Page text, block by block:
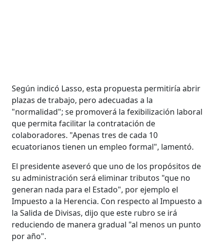
Según indicó Lasso, esta propuesta permitiría abrir
plazas de trabajo, pero adecuadas a la
"normalidad"; se promoverá la fexibilización laboral
que permita facilitar la contratación de
colaboradores. "Apenas tres de cada 10
ecuatorianos tienen un empleo formal", lamentó.
El presidente aseveró que uno de los propósitos de
su administración será eliminar tributos "que no
generan nada para el Estado", por ejemplo el
Impuesto a la Herencia. Con respecto al Impuesto a
la Salida de Divisas, dijo que este rubro se irá
reduciendo de manera gradual "al menos un punto
por año".